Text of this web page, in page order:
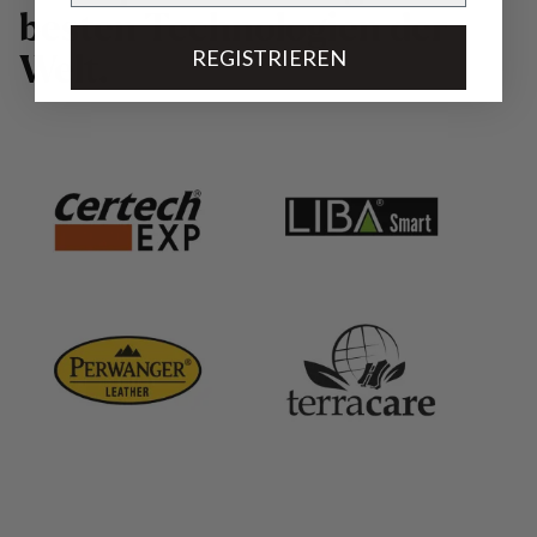
b
sten Technologien der
W
REGISTRIEREN